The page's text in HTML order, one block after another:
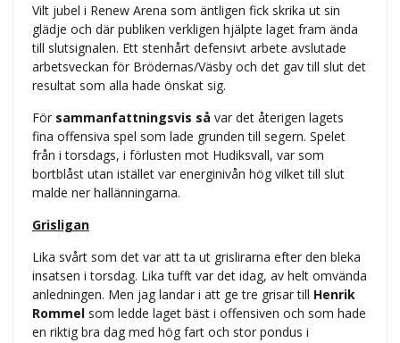
Vilt jubel i Renew Arena som äntligen fick skrika ut sin
glädje och där publiken verkligen hjälpte laget fram ända
till slutsignalen. Ett stenhårt defensivt arbete avslutade
arbetsveckan för Brödernas/Väsby och det gav till slut det
resultat som alla hade önskat sig.
För sammanfattningsvis så var det återigen lagets
fina offensiva spel som lade grunden till segern. Spelet
från i torsdags, i förlusten mot Hudiksvall, var som
bortblåst utan istället var energinivån hög vilket till slut
malde ner hallänningarna.
Grisligan
Lika svårt som det var att ta ut grislirarna efter den bleka
insatsen i torsdag. Lika tufft var det idag, av helt omvända
anledningen. Men jag landar i att ge tre grisar till Henrik
Rommelsom ledde laget bäst i offensiven och som hade
en riktig bra dag med hög fart och stor pondus i